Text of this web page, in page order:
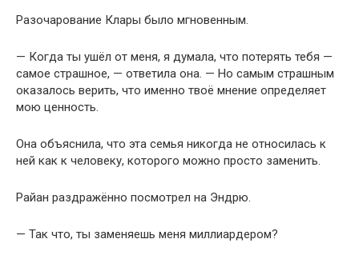
Разочарование Клары было мгновенным.
— Когда ты ушёл от меня, я думала, что потерять тебя —
самое страшное, — ответила она. — Но самым страшным
оказалось верить, что именно твоё мнение определяет
мою ценность.
Она объяснила, что эта семья никогда не относилась к
ней как к человеку, которого можно просто заменить.
Райан раздражённо посмотрел на Эндрю.
— Так что, ты заменяешь меня миллиардером?